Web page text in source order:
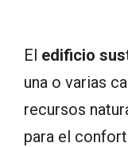
El edificio
una o varias
recursos
para el